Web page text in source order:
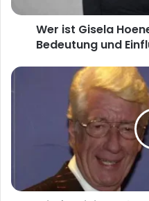
Bedeutung
Einfluss
gisela
Wer ist Gisela
Bedeutung und
Die
faszinierende
Blick